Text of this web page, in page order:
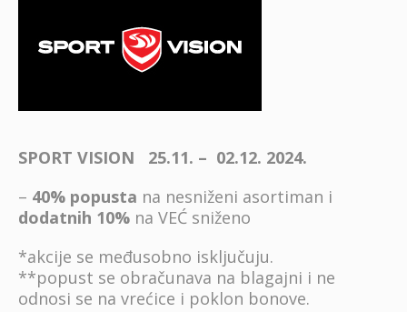
SPORT VISION 25.11. – 02.12. 2024.
– 40% popusta na nesniženi asortiman i
dodatnih 10%na VEĆ sniženo
*akcije se međusobno isključuju.
**popust se obračunava na blagajni i ne
odnosi se na vrećice i poklon bonove.